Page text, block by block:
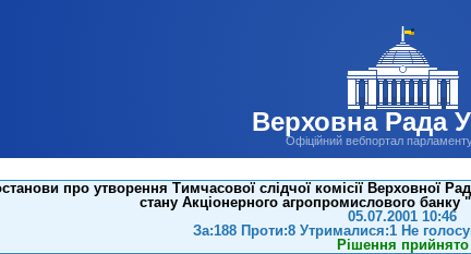
Верховна Рада
Офіційний вебпортал
про утворення Тимчасової слідчої комісії Верховної
стану Акціонерного агропромислового банку
05.07.2001 10:46
За:188 Проти:8 Утрималися:1 Не
Рішення прийнято